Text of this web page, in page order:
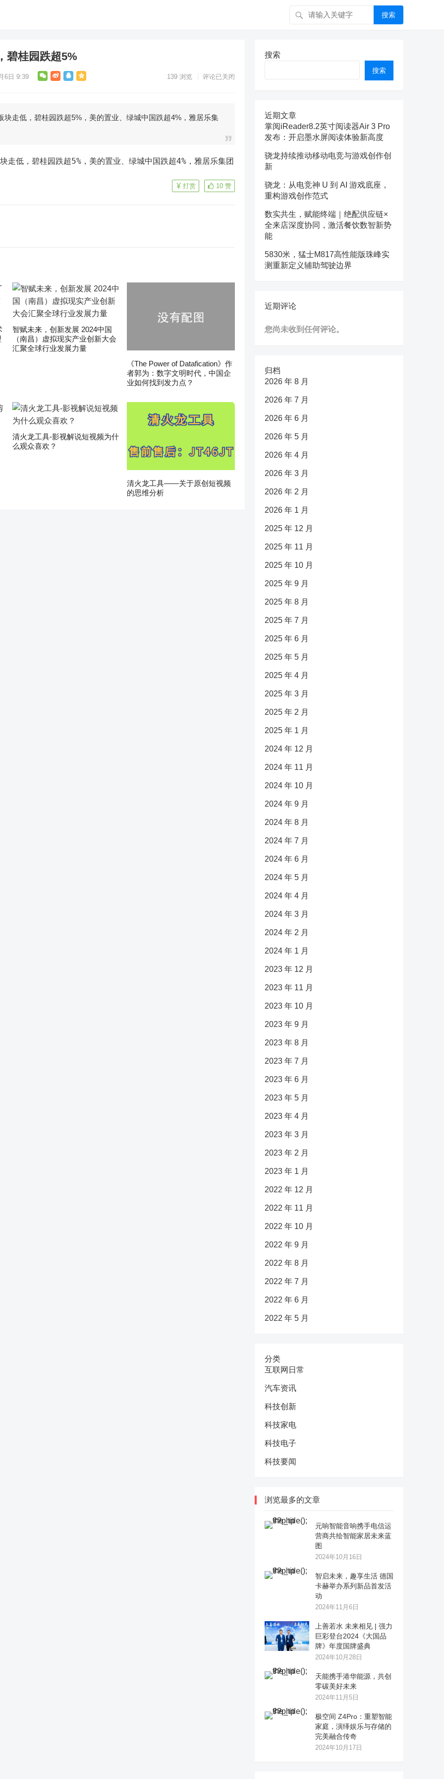
搜索
碧桂园跌超5%
6日 9:39 139 浏览 评论已关闭
走低，碧桂园跌超5%，美的置业、绿城中国跌超4%，雅居乐集
低，碧桂园跌超5%，美的置业、绿城中国跌超4%，雅居乐集团
10 赞
打赏
智赋未来，创新发展 2024中国
（南昌）虚拟现实产业创新大会
汇聚全球行业发展力量
《The Power of Datafication》作
者郭为：数字文明时代，中国企
业如何找到发力点？
清火龙工具-影视解说短视频为什
么观众喜欢？
清火龙工具——关于原创短视频
的思维分析
搜索
搜索
近期文章
掌阅iReader8.2英寸阅读器Air 3 Pro
发布：开启墨水屏阅读体验新高度
骁龙持续推动移动电竞与游戏创作创
新
骁龙：从电竞神 U 到 AI 游戏底座，
重构游戏创作范式
数实共生，赋能终端｜绝配供应链×
全来店深度协同，激活餐饮数智新势
能
5830米，猛士M817高性能版珠峰实
测重新定义辅助驾驶边界
近期评论
您尚未收到任何评论。
归档
2026 年 8 月
2026 年 7 月
2026 年 6 月
2026 年 5 月
2026 年 4 月
2026 年 3 月
2026 年 2 月
2026 年 1 月
2025 年 12 月
2025 年 11 月
2025 年 10 月
2025 年 9 月
2025 年 8 月
2025 年 7 月
2025 年 6 月
2025 年 5 月
2025 年 4 月
2025 年 3 月
2025 年 2 月
2025 年 1 月
2024 年 12 月
2024 年 11 月
2024 年 10 月
2024 年 9 月
2024 年 8 月
2024 年 7 月
2024 年 6 月
2024 年 5 月
2024 年 4 月
2024 年 3 月
2024 年 2 月
2024 年 1 月
2023 年 12 月
2023 年 11 月
2023 年 10 月
2023 年 9 月
2023 年 8 月
2023 年 7 月
2023 年 6 月
2023 年 5 月
2023 年 4 月
2023 年 3 月
2023 年 2 月
2023 年 1 月
2022 年 12 月
2022 年 11 月
2022 年 10 月
2022 年 9 月
2022 年 8 月
2022 年 7 月
2022 年 6 月
2022 年 5 月
分类
互联网日常
汽车资讯
科技创新
科技家电
科技电子
科技要闻
浏览最多的文章
元响智能音响携手电信运
营商共绘智能家居未来蓝
图
2024年10月16日
智启未来，趣享生活 德国
卡赫举办系列新品首发活
动
2024年11月6日
上善若水 未来相见 | 强力
巨彩登台2024《大国品
牌》年度国牌盛典
2024年10月28日
天能携手港华能源，共创
零碳美好未来
2024年11月5日
极空间 Z4Pro：重塑智能
家庭，演绎娱乐与存储的
完美融合传奇
2024年10月17日